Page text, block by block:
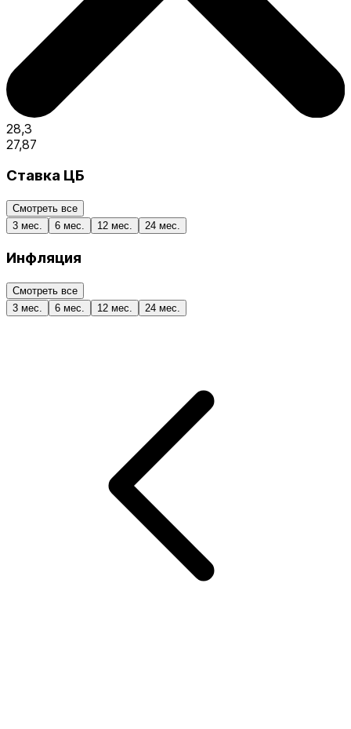
28,3
27,87
Ставка ЦБ
Смотреть все
3 мес.
6 мес. 12 мес. 24 мес.
Инфляция
Смотреть все
3 мес.
6 мес. 12 мес. 24 мес.